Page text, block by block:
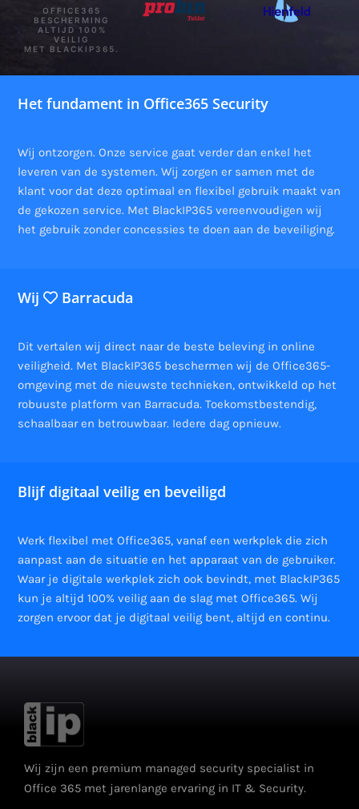
OFFICE365
BESCHERMING
ALTIJD 100%
VEILIG
MET BLACKIP365.
Het fundament in Office365 Security
Wij ontzorgen. Onze service gaat verder dan enkel het
leveren van de systemen. Wij zorgen er samen met de
klant voor dat deze optimaal en flexibel gebruik maakt van
de gekozen service. Met BlackIP365 vereenvoudigen wij
het gebruik zonder concessies te doen aan de beveiliging.
Wij Barracuda
Dit vertalen wij direct naar de beste beleving in online
veiligheid. Met BlackIP365 beschermen wij de Office365-
omgeving met de nieuwste technieken, ontwikkeld op het
robuuste platform van Barracuda. Toekomstbestendig,
schaalbaar en betrouwbaar. Iedere dag opnieuw.
Blijf digitaal veilig en beveiligd
Werk flexibel met Office365, vanaf een werkplek die zich
aanpast aan de situatie en het apparaat van de gebruiker.
Waar je digitale werkplek zich ook bevindt, met BlackIP365
kun je altijd 100% veilig aan de slag met Office365. Wij
zorgen ervoor dat je digitaal veilig bent, altijd en continu.
Wij zijn een premium managed security specialist in
Office 365 met jarenlange ervaring in IT & Security.